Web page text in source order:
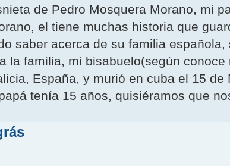
de Pedro Mosquera Morano, mi
el tiene muchas historia que
saber acerca de su familia
la familia, mi bisabuelo(según
España, y murió en cuba el 15
tenía 15 años, quisiéramos que